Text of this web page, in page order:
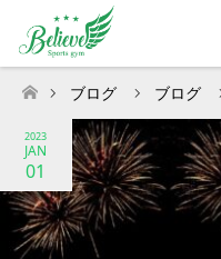
ホーム
ブログ ブログ
2023
JAN
01